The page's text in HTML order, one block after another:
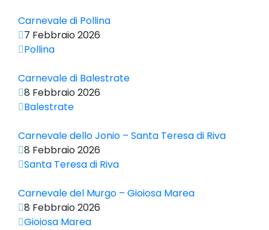
Carnevale di Pollina
7 Febbraio 2026
Pollina
Carnevale di Balestrate
8 Febbraio 2026
Balestrate
Carnevale dello Jonio – Santa Teresa di Riva
8 Febbraio 2026
Santa Teresa di Riva
Carnevale del Murgo – Gioiosa Marea
8 Febbraio 2026
Gioiosa Marea